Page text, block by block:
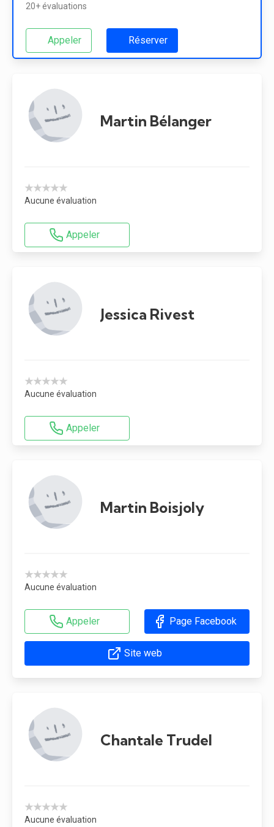
20+ évaluations
Appeler Réserver
Martin Bélanger
★★★★★
Aucune évaluation
Appeler
Jessica Rivest
★★★★★
Aucune évaluation
Appeler
Martin Boisjoly
★★★★★
Aucune évaluation
Appeler Page Facebook
Site web
Chantale Trudel
★★★★★
Aucune évaluation